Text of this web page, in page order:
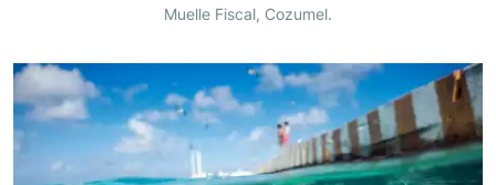
Muelle Fiscal, Cozumel.